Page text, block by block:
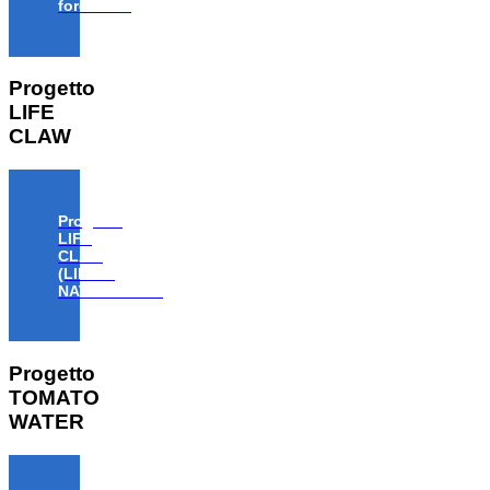
forestale”
Progetto
LIFE
CLAW
Progetto
LIFE
CLAW
(LIFE18
NAT/IT/000806)
Progetto
TOMATO
WATER